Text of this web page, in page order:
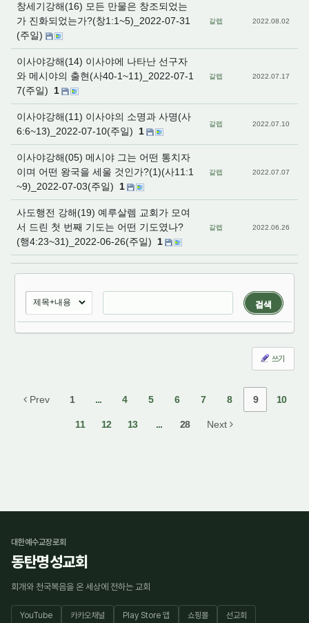
창세기강해(16) 모든 만물은 창조되었는
가 진화되었는가?(창1:1~5)_2022-07-31
(주일)
갈렙 2022.08.02
이사야강해(14) 이사야에 나타난 선구자
와 메시야의 출현(사40-1~11)_2022-07-1
7(주일)
1
갈렙 2022.07.17
이사야강해(11) 이사야의 소명과 사명(사
6:6~13)_2022-07-10(주일)
1
갈렙 2022.07.10
이사야강해(05) 메시야 그는 어떤 통치자
이며 어떤 왕국을 세울 것인가?(1)(사11:1
~9)_2022-07-03(주일)
1
갈렙 2022.07.07
사도행전 강해(19) 예루살렘 교회가 모여
서 드린 첫 번째 기도는 어떤 기도였나?
(행4:23~31)_2022-06-26(주일)
1
갈렙 2022.06.26
검색
쓰기
Prev 1 ... 4 5 6 7 8 9 10
11 12 13 ... 28 Next
대한예수교장로회
동탄명성교회
회개와 천국복음을 온 세상에 전하는 교회
YouTube 카카오채널 Play Store 앱 쇼핑몰 선교회